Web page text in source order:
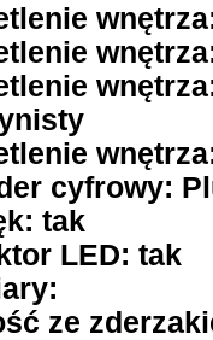
cyfrowy:
tak
LED: tak
ze